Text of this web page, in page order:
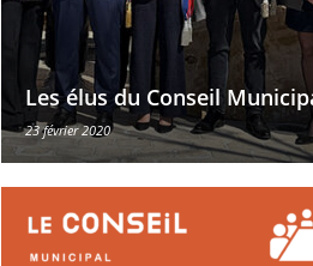
Les élus du Conseil
23 février 2020